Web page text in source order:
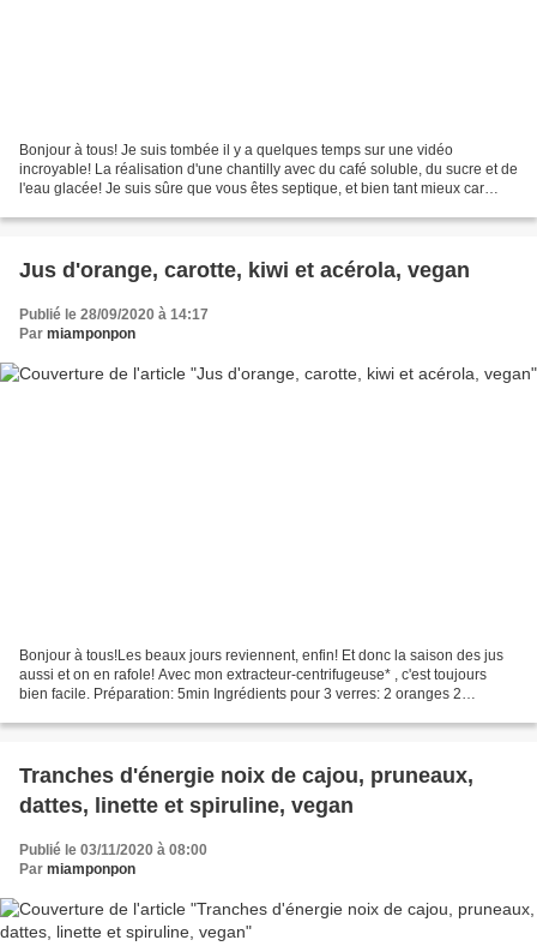
Bonjour à tous! Je suis tombée il y a quelques temps sur une vidéo
incroyable! La réalisation d'une chantilly avec du café soluble, du sucre et de
l'eau glacée! Je suis sûre que vous êtes septique, et bien tant mieux car
Jus d'orange, carotte, kiwi et acérola, vegan
Publié le 28/09/2020 à 14:17
Par miamponpon
Bonjour à tous!Les beaux jours reviennent, enfin! Et donc la saison des jus
aussi et on en rafole! Avec mon extracteur-centrifugeuse* , c'est toujours
bien facile. Préparation: 5min Ingrédients pour 3 verres: 2 oranges 2
Tranches d'énergie noix de cajou, pruneaux,
dattes, linette et spiruline, vegan
Publié le 03/11/2020 à 08:00
Par miamponpon